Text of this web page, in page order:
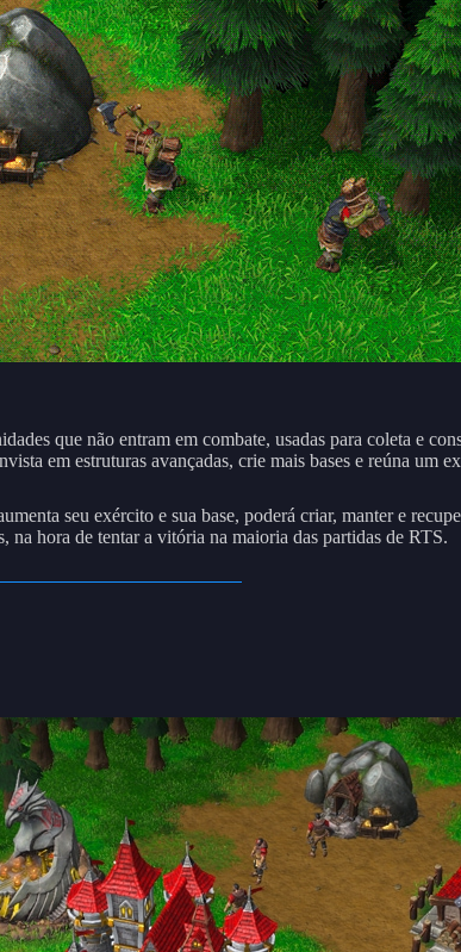
que não entram em combate, usadas para coleta e
em estruturas avançadas, crie mais bases e reúna um
seu exército e sua base, poderá criar, manter e
hora de tentar a vitória na maioria das partidas de RTS.